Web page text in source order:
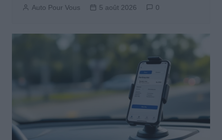
Auto Pour Vous 5 août 2026 0